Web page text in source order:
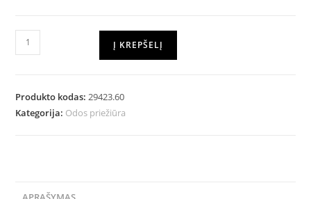
Į KREPŠELĮ
Produkto kodas:29423.60
Kategorija: Odos priežiūra